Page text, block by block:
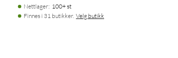
Nettlager: 100+ st
Finnes i 31 butikker. Velg butikk